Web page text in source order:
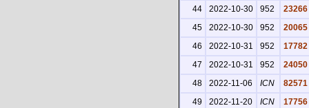
44
2022-10-30 952
23266
45
2022-10-30 952
20065
46
2022-10-31 952
17782
47
2022-10-31 952
24050
48
2022-11-06 ICN
82571
49
2022-11-20 ICN
17756